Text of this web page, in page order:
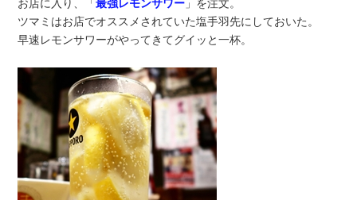
お店に入り、「最強レモンサワー 」を注文。
ツマミはお店でオススメされていた塩手羽先にしておいた。
早速レモンサワーがやってきてグイッと一杯。